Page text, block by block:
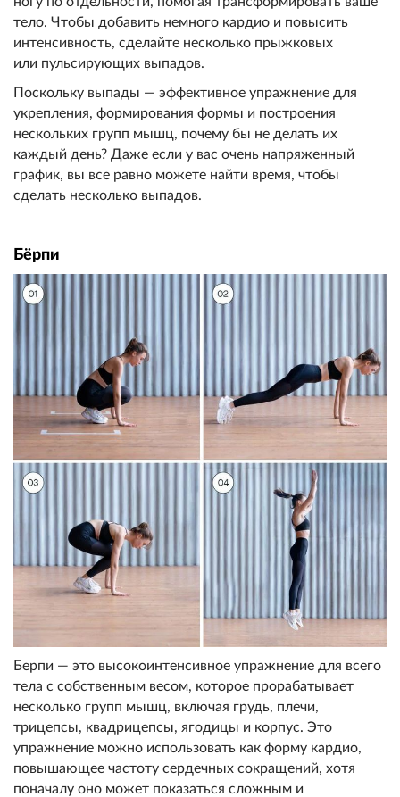
тело. Чтобы добавить немного кардио и повысить
интенсивность, сделайте несколько прыжковых
или пульсирующих выпадов.
Поскольку выпады — эффективное упражнение для
укрепления, формирования формы и построения
нескольких групп мышц, почему бы не делать их
каждый день? Даже если у вас очень напряженный
график, вы все равно можете найти время, чтобы
сделать несколько выпадов.
Бёрпи
Берпи — это высокоинтенсивное упражнение для всего
тела с собственным весом, которое прорабатывает
несколько групп мышц, включая грудь, плечи,
трицепсы, квадрицепсы, ягодицы и корпус. Это
упражнение можно использовать как форму кардио,
повышающее частоту сердечных сокращений, хотя
поначалу оно может показаться сложным и